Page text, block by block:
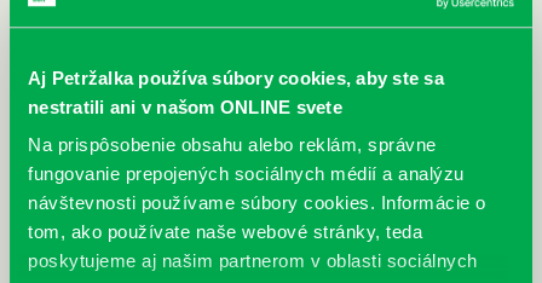
Aj Petržalka používa súbory cookies, aby ste sa
nestratili ani v našom ONLINE svete
Na prispôsobenie obsahu alebo reklám, správne
fungovanie prepojených sociálnych médií a analýzu
návštevnosti používame súbory cookies. Informácie o
tom, ako používate naše webové stránky, teda
poskytujeme aj našim partnerom v oblasti sociálnych
Máme skvelé správy pre všetkých milovníkov kníh a príbehov!
papierové knihy a e-knihy, a...
Výdajný knižný box dostupný 24/7
Každý deň
Výdajný box na knihy Knižnice Petržalka je umiestnený pri
vchode do Petržalskej plavárne na Tupolevovej 7B a jeho obsluha
je užívateľsky veľmi jednodu...